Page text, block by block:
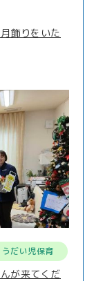
飾りをいた
うだい児保育
が来てくだ